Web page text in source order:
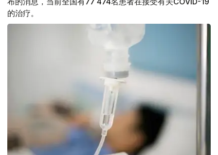
的治疗。